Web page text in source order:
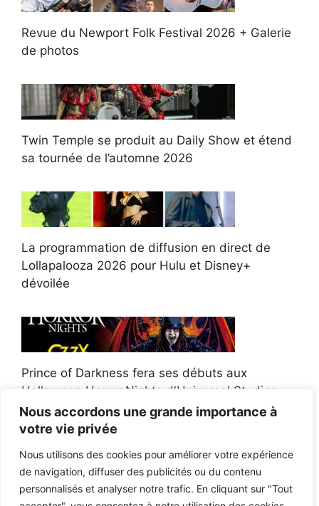
Nous accordons une grande importance à
votre vie privée
Nous utilisons des cookies pour améliorer votre expérience
de navigation, diffuser des publicités ou du contenu
personnalisés et analyser notre trafic. En cliquant sur "Tout
Revue du Newport Folk Festival 2026 + Galerie
de photos
Twin Temple se produit au Daily Show et étend
sa tournée de l’automne 2026
La programmation de diffusion en direct de
Lollapalooza 2026 pour Hulu et Disney+
dévoilée
Prince of Darkness fera ses débuts aux
Halloween Horror Nights d'Universal Studios
Afroman poursuit un policier de l'Ohio après la
victoire du jury en diffamation